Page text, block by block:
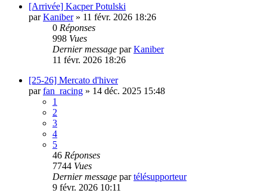
[Arrivée] Kacper Potulski
parKaniber» 11 févr. 2026 18:26
0 Réponses
998 Vues
Dernier message parKaniber
11 févr. 2026 18:26
[25-26] Mercato d'hiver
parfan_racing » 14 déc. 2025 15:48
1
2
3
4
5
46 Réponses
7744 Vues
Dernier message partélésupporteur
9 févr. 2026 10:11